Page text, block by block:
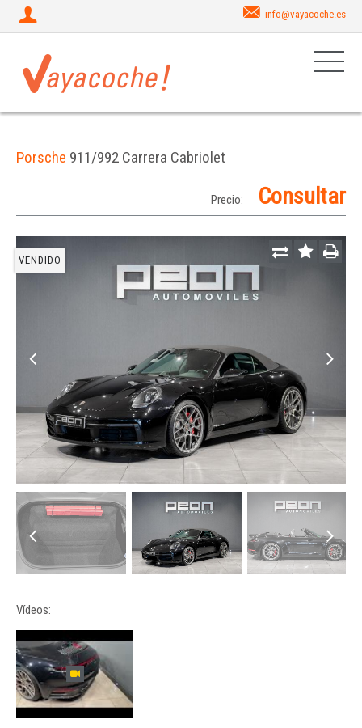
info@vayacoche.es
Porsche 911/992 Carrera Cabriolet
Precio: Consultar
VENDIDO
Vídeos: